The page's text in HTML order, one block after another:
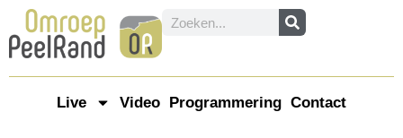
Live Video Programmering Contact